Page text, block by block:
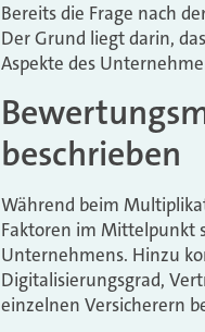
Bereits die Frage nach
Der Grund liegt darin,
Aspekte des
beschrieben
Während beim
Faktoren im Mittelpunkt
Unternehmens. Hinzu
Digitalisierungsgrad,
einzelnen Versicherern